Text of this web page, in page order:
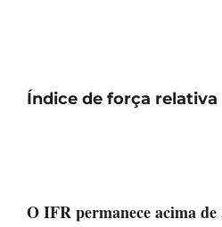
Índice de força relativa
O IFR permanece acima